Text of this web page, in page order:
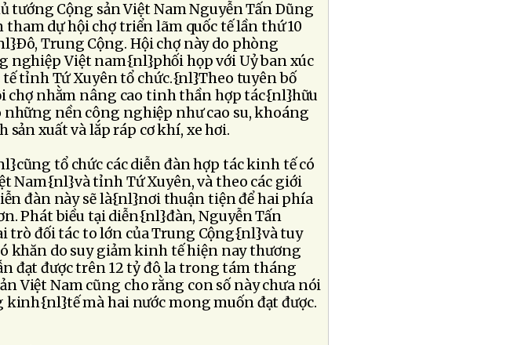
tướng Cộng sản Việt Nam Nguyễn Tấn Dũng
dự hội chợ triển lãm quốc tế lần thứ 10
Trung Cộng. Hội chợ này do phòng
nghiệp Việt nam{nl}phối họp với Uỷ ban xúc
tỉnh Tứ Xuyên tổ chức.{nl}Theo tuyên bố
chợ nhằm nâng cao tinh thần hợp tác{nl}hữu
nền công nghiệp như cao su, khoáng
sản xuất và lắp ráp cơ khí, xe hơi.
tổ chức các diễn đàn hợp tác kinh tế có
Nam{nl}và tỉnh Tứ Xuyên, và theo các giới
đàn này sẽ là{nl}nơi thuận tiện để hai phía
Phát biều tại diễn{nl}đàn, Nguyễn Tấn
trò đối tác to lớn của Trung Cộng{nl}và tuy
khăn do suy giảm kinh tế hiện nay thương
đạt được trên 12 tỷ đô la trong tám tháng
Việt Nam cũng cho rằng con số này chưa nói
kinh{nl}tế mà hai nước mong muốn đạt được.